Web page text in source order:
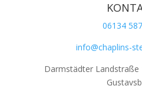
06134
info@chaplins-
Darmstädter Landstraße